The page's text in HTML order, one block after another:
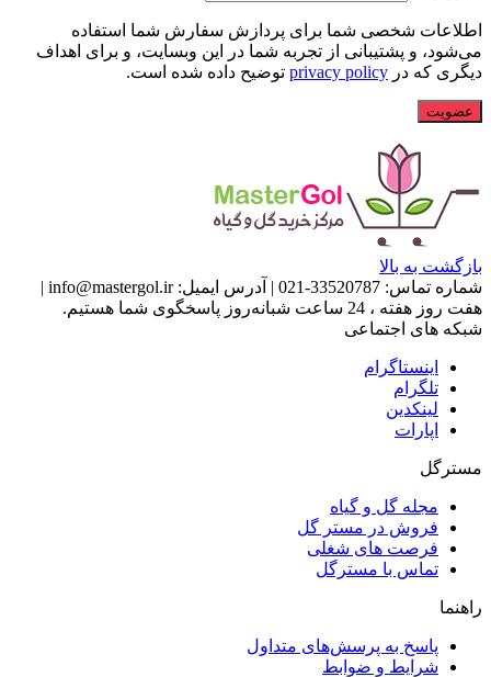
اطلاعات شخصی شما برای پردازش سفارش شما استفاده
می‌شود، و پشتیبانی از تجربه شما در این وبسایت، و برای اهداف
دیگری که در privacy policy توضیح داده شده است.
عضویت
بازگشت به بالا
شماره تماس: 33520787-021
| آدرس ایمیل: info@mastergol.ir
|
هفت روز هفته ، 24 ساعت شبانه‌روز پاسخگوی شما هستیم.
شبکه های اجتماعی
اینستاگرام
تلگرام
لینکدین
اپارات
مسترگل
مجله گل و گیاه
فروش در مستر گل
فرصت های شغلی
تماس با مسترگل
راهنما
پاسخ به پرسش‌های متداول
شرایط و ضوابط